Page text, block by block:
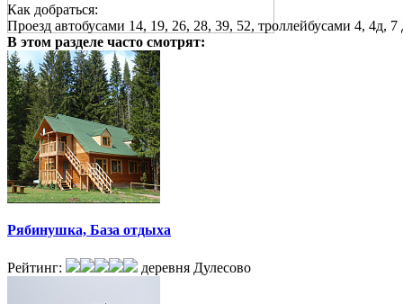
Как добраться:
Проезд автобусами 14, 19, 26, 28, 39, 52, троллейбусами 4, 4д,
В этом разделе часто смотрят:
Рябинушка, База отдыха
Рейтинг: деревня Дулесово